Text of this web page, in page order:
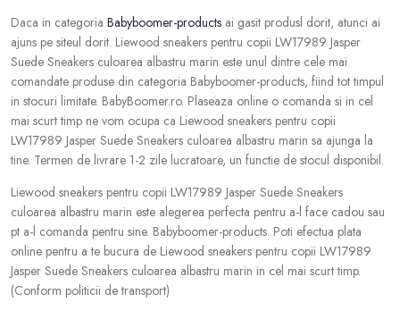
Daca in categoria Babyboomer-products ai gasit produsl dorit, atunci ai
ajuns pe siteul dorit. Liewood sneakers pentru copii LW17989 Jasper
Suede Sneakers culoarea albastru marin este unul dintre cele mai
comandate produse din categoria Babyboomer-products, fiind tot timpul
in stocuri limitate. BabyBoomer.ro. Plaseaza online o comanda si in cel
mai scurt timp ne vom ocupa ca Liewood sneakers pentru copii
LW17989 Jasper Suede Sneakers culoarea albastru marin sa ajunga la
tine. Termen de livrare 1-2 zile lucratoare, un functie de stocul disponibil.
Liewood sneakers pentru copii LW17989 Jasper Suede Sneakers
culoarea albastru marin este alegerea perfecta pentru a-l face cadou sau
pt a-l comanda pentru sine. Babyboomer-products. Poti efectua plata
online pentru a te bucura de Liewood sneakers pentru copii LW17989
Jasper Suede Sneakers culoarea albastru marin in cel mai scurt timp.
(Conform politicii de transport)